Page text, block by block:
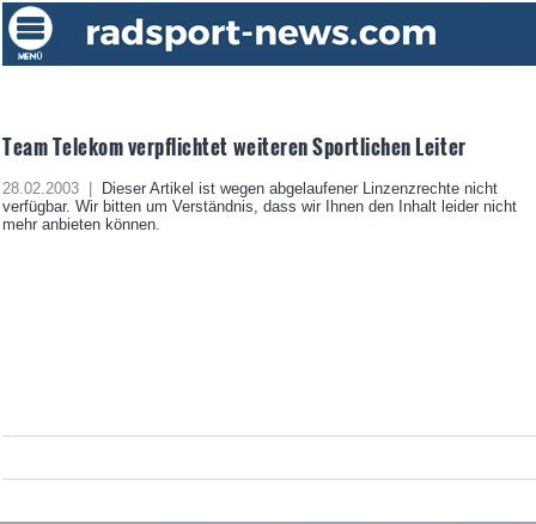
Team Telekom verpflichtet weiteren Sportlichen Leiter
28.02.2003 |
Dieser Artikel ist wegen abgelaufener Linzenzrechte nicht
verfügbar. Wir bitten um Verständnis, dass wir Ihnen den Inhalt leider nicht
mehr anbieten können.